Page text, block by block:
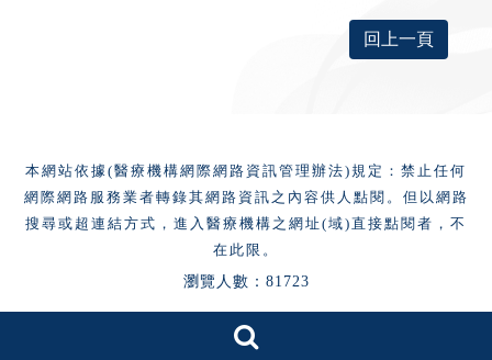
回上一頁
本網站依據(醫療機構網際網路資訊管理辦法)規定：禁止任何
網際網路服務業者轉錄其網路資訊之內容供人點閱。但以網路
搜尋或超連結方式，進入醫療機構之網址(域)直接點閱者，不
在此限。
瀏覽人數：81723